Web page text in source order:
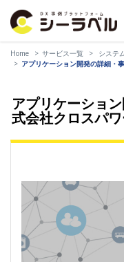
Home サービス一覧 システ
アプリケーション開発の詳細・
アプリケーショ
式会社クロスパワ